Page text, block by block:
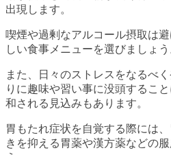
出現します。
喫煙や過剰なアルコール摂取は
しい食事メニューを選びましょう
また、日々のストレスをなるべ
りに趣味や習い事に没頭するこ
和される見込みもあります。
胃もたれ症状を自覚する際には
きを抑える胃薬や漢方薬などの